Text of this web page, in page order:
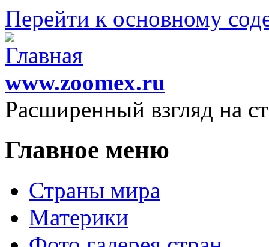
Перейти к основному
www.zoomex.ru
Расширенный взгляд на
Главное меню
Страны мира
Материки